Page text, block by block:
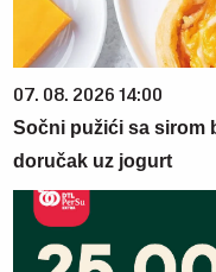
07. 08. 2026 14:00
Sočni pužići sa sirom
doručak uz jogurt